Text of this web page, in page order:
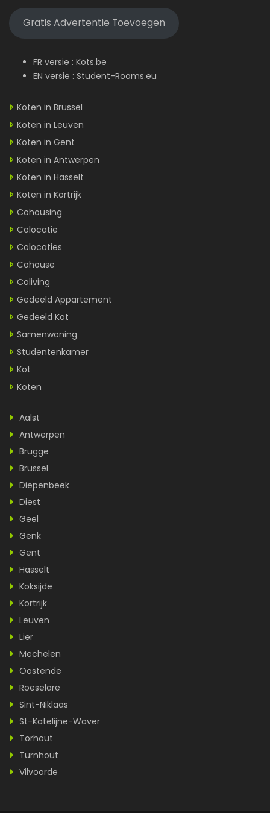
Gratis Advertentie Toevoegen
FR versie : Kots.be
EN versie : Student-Rooms.eu
Koten in Brussel
Koten in Leuven
Koten in Gent
Koten in Antwerpen
Koten in Hasselt
Koten in Kortrijk
Cohousing
Colocatie
Colocaties
Cohouse
Coliving
Gedeeld Appartement
Gedeeld Kot
Samenwoning
Studentenkamer
Kot
Koten
Aalst
Antwerpen
Brugge
Brussel
Diepenbeek
Diest
Geel
Genk
Gent
Hasselt
Koksijde
Kortrijk
Leuven
Lier
Mechelen
Oostende
Roeselare
Sint-Niklaas
St-Katelijne-Waver
Torhout
Turnhout
Vilvoorde